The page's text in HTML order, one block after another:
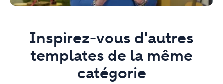
Inspirez-vous d'autres
templates de la même
catégorie